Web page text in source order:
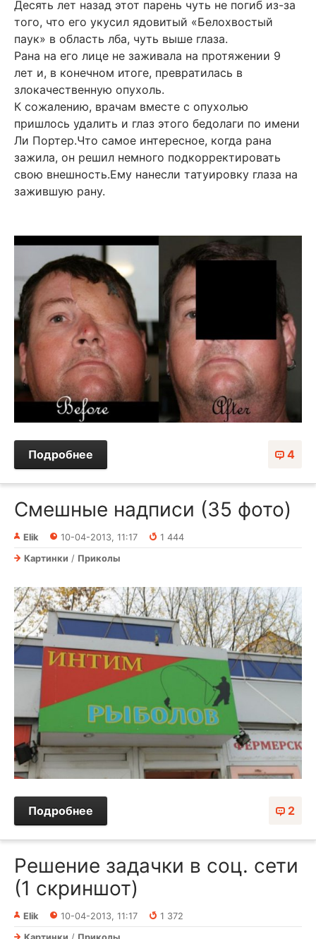
Десять лет назад этот парень чуть не погиб из-за
того, что его укусил ядовитый «Белохвостый
паук» в область лба, чуть выше глаза.
Рана на его лице не заживала на протяжении 9
лет и, в конечном итоге, превратилась в
злокачественную опухоль.
К сожалению, врачам вместе с опухолью
пришлось удалить и глаз этого бедолаги по имени
Ли Портер.Что самое интересное, когда рана
зажила, он решил немного подкорректировать
свою внешность.Ему нанесли татуировку глаза на
зажившую рану.
4
Подробнее
Смешные надписи (35 фото)
Elik 10-04-2013, 11:17
1 444
Картинки / Приколы
2
Подробнее
Решение задачки в соц. сети
(1 скриншот)
Elik 10-04-2013, 11:17
1 372